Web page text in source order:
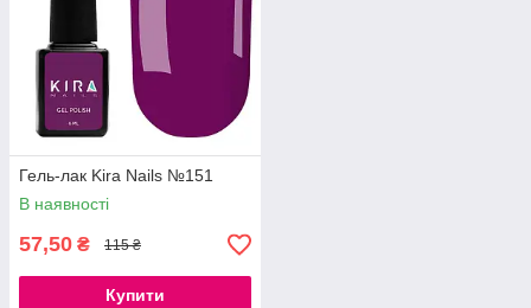
Гель-лак Kira Nails №151
В наявності
57,50 ₴ 115 ₴
Купити